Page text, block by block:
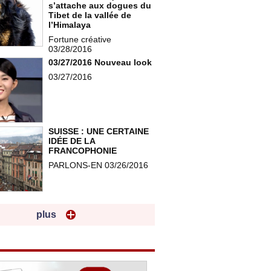
s’attache aux dogues du
Tibet de la vallée de
l’Himalaya
Fortune créative
03/28/2016
03/27/2016 Nouveau look
03/27/2016
SUISSE : UNE CERTAINE
IDÉE DE LA
FRANCOPHONIE
PARLONS-EN 03/26/2016
plus